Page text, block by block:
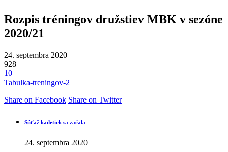
Rozpis tréningov družstiev MBK v sezóne
2020/21
24. septembra 2020
928
10
Tabulka-treningov-2
Share on Facebook Share on Twitter
Súťaž kadetiek sa začala
24. septembra 2020